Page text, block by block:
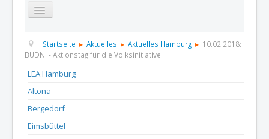
Startseite Über uns Aktuelles Termine
Informationen
Kontakt
Startseite Aktuelles Aktuelles Hamburg
10.02.2018:
BUDNI - Aktionstag für die Volksinitiative
LEA Hamburg
Altona
Bergedorf
Eimsbüttel